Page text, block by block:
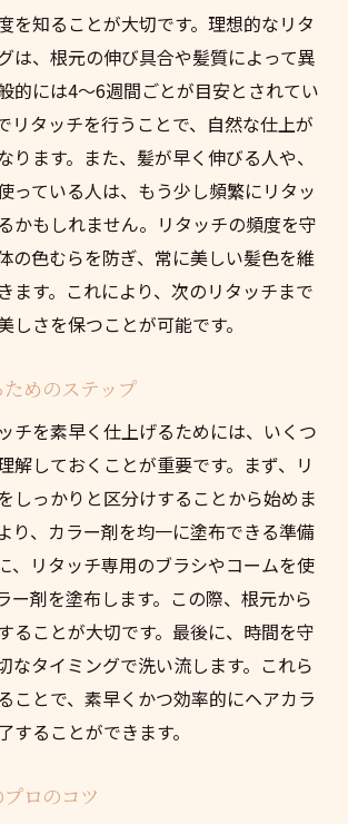
を知ることが大切です。理想的なリタ
は、根元の伸び具合や髪質によって異
的には4〜6週間ごとが目安とされてい
リタッチを行うことで、自然な仕上が
ります。また、髪が早く伸びる人や、
っている人は、もう少し頻繁にリタッ
かもしれません。リタッチの頻度を守
の色むらを防ぎ、常に美しい髪色を維
ます。これにより、次のリタッチまで
しさを保つことが可能です。
めのステップ
チを素早く仕上げるためには、いくつ
解しておくことが重要です。まず、リ
しっかりと区分けすることから始めま
り、カラー剤を均一に塗布できる準備
、リタッチ専用のブラシやコームを使
ー剤を塗布します。この際、根元から
ることが大切です。最後に、時間を守
なタイミングで洗い流します。これら
ことで、素早くかつ効率的にヘアカラ
することができます。
ロのコツ